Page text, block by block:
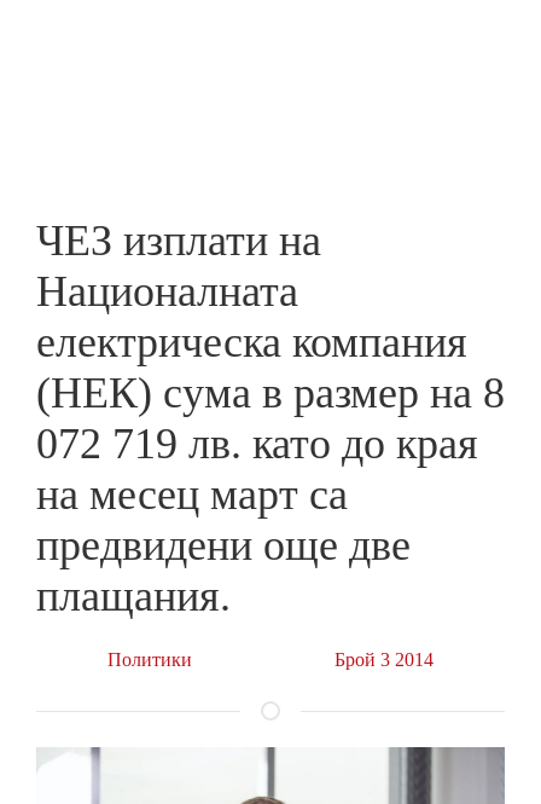
ЧЕЗ изплати на
Националната
електрическа компания
(НЕК) сума в размер на 8
072 719 лв. като до края
на месец март са
предвидени още две
плащания.
Политики Брой 3 2014